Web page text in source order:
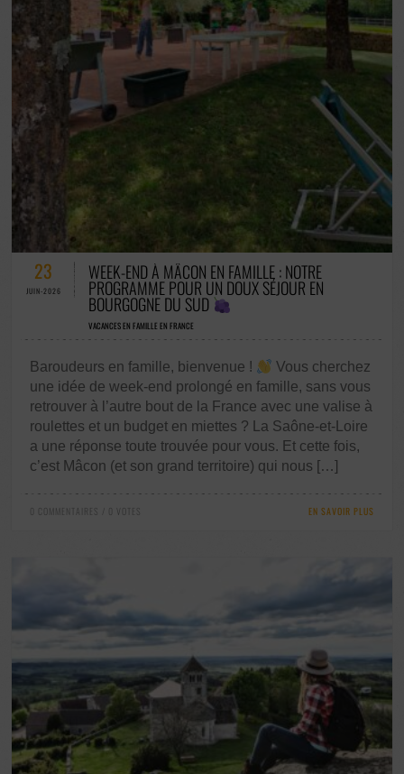
23
JUIN-2026
WEEK-END À MÂCON EN FAMILLE : NOTRE
PROGRAMME POUR UN DOUX SÉJOUR EN
BOURGOGNE DU SUD
VACANCES EN FAMILLE EN FRANCE
Baroudeurs en famille, bienvenue !
Vous cherchez
une idée de week-end prolongé en famille, sans vous
retrouver à l’autre bout de la France avec une valise à
roulettes et un budget en miettes ? La Saône-et-Loire
a une réponse toute trouvée pour vous. Et cette fois,
c’est Mâcon (et son grand territoire) qui nous […]
0 COMMENTAIRES / 0 VOTES EN SAVOIR PLUS